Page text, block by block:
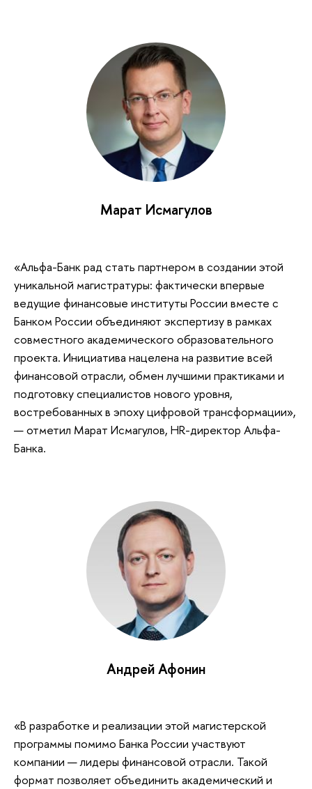
Марат Исмагулов
«Альфа-Банк рад стать партнером в создании этой
уникальной магистратуры: фактически впервые
ведущие финансовые институты России вместе с
Банком России объединяют экспертизу в рамках
совместного академического образовательного
проекта. Инициатива нацелена на развитие всей
финансовой отрасли, обмен лучшими практиками и
подготовку специалистов нового уровня,
востребованных в эпоху цифровой трансформации»,
— отметил Марат Исмагулов, HR-директор Альфа-
Банка.
Андрей Афонин
«В разработке и реализации этой магистерской
программы помимо Банка России участвуют
компании — лидеры финансовой отрасли. Такой
формат позволяет объединить академический и